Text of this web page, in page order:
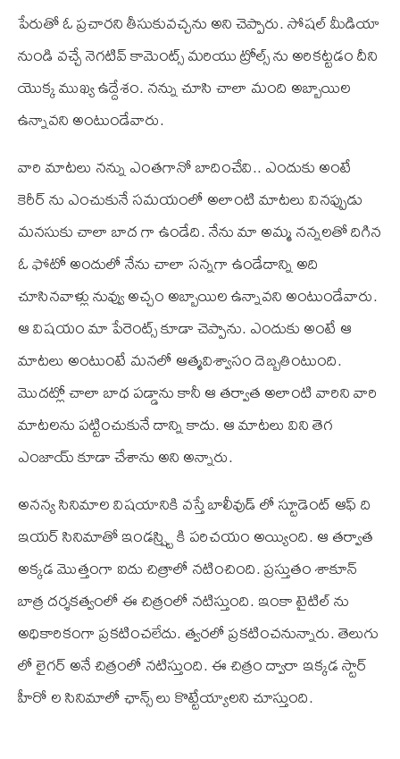
పేరుతో ఓ ప్రచారని తీసుకువచ్చను అని చెప్పారు. సోషల్ మీడియా
నుండి వచ్చే నెగటివ్ కామెంట్స్ మరియు ట్రోల్స్ ను అరికట్టడం దీని
యొక్క ముఖ్య ఉద్దేశం. నన్ను చూసి చాలా మంది అబ్బాయిల
ఉన్నావని అంటుండేవారు.
వారి మాటలు నన్ను ఎంతగానో బాదించేవి.. ఎందుకు అంటే
కెరీర్ ను ఎంచుకునే సమయంలో అలాంటి మాటలు వినప్పుడు
మనసుకు చాలా బాద గా ఉండేది. నేను మా అమ్మ నన్నలతో దిగిన
ఓ ఫోటో అందులో నేను చాలా సన్నగా ఉండేదాన్ని అది
చూసినవాళ్లు నువ్వు అచ్చం అబ్బాయిల ఉన్నావని అంటుండేవారు.
ఆ విషయం మా పేరెంట్స్ కూడా చెప్పాను. ఎందుకు అంటే ఆ
మాటలు అంటుంటే మనలో ఆత్మవిశ్వాసం దెబ్బతింటుంది.
మొదట్లో చాలా బాధ పడ్డాను కానీ ఆ తర్వాత అలాంటి వారిని వారి
మాటలను పట్టించుకునే దాన్ని కాదు. ఆ మాటలు విని తెగ
ఎంజాయ్ కూడా చేశాను అని అన్నారు.
అనన్య సినిమాల విషయానికి వస్తే బాలీవుడ్ లో స్టూడెంట్ ఆఫ్ ది
ఇయర్ సినిమాతో ఇండస్ష్ట్రి కి పరిచయం అయ్యింది. ఆ తర్వాత
అక్కడ మొత్తంగా ఐదు చిత్రాలో నటించింది. ప్రస్తుతం శాకూన్
బాత్ర దర్శకత్వంలో ఈ చిత్రంలో నటిస్తుంది. ఇంకా టైటిల్ ను
అధికారికంగా ప్రకటించలేదు. త్వరలో ప్రకటించనున్నారు. తెలుగు
లో లైగర్ అనే చిత్రంలో నటిస్తుంది. ఈ చిత్రం ద్వారా ఇక్కడ స్టార్
హీరో ల సినిమాలో ఛాన్స్ లు కొట్టేయ్యాలని చూస్తుంది.